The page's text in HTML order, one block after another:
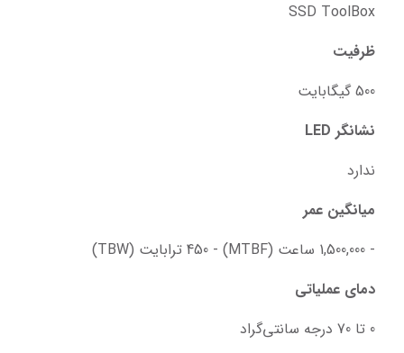
SSD ToolBox
ظرفیت
500 گیگابایت
نشانگر LED
ندارد
میانگین عمر
- 1,500,000 ساعت (MTBF) - 450 ترابایت (TBW)
دمای عملیاتی
0 تا 70 درجه سانتی‌گراد